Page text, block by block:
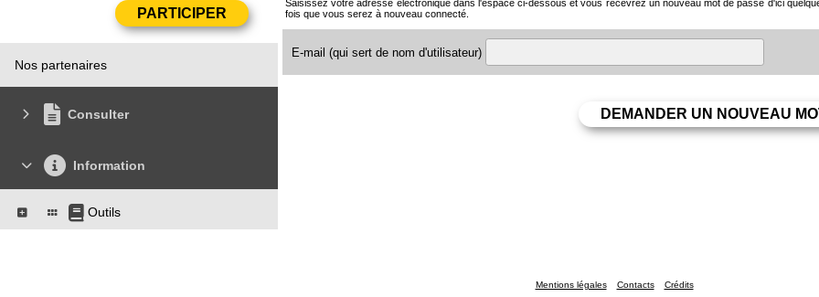
Nos partenaires
Consulter
Information
Outils
Saisissez votre adresse électronique dans l'espace ci-dessous et vous recevrez un nouveau mot de passe d'ici
fois que vous serez à nouveau connecté.
E-mail (qui sert de nom d'utilisateur)
Mentions légales Contacts Crédits